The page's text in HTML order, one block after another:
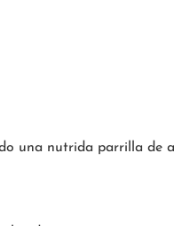
una nutrida parrilla de